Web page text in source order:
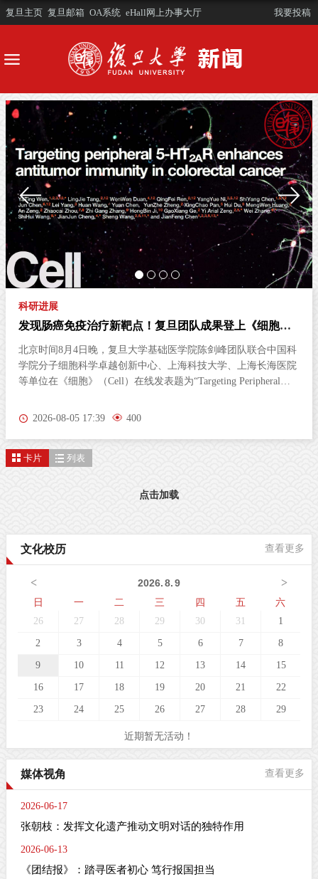
复旦主页 复旦邮箱 OA系统 eHall网上办事大厅 我要投稿
科研进展
发现肠癌免疫治疗新靶点！复旦团队成果登上《细胞》
杂志
北京时间8月4日晚，复旦大学基础医学院陈剑峰团队联合中国科
学院分子细胞科学卓越创新中心、上海科技大学、上海长海医院
等单位在《细胞》（Cell）在线发表题为“Targeting Peripheral
向外周5-HT2AR增强结直肠癌抗肿瘤免疫）”的研究论文。这项
5-HT2AR，能够开启肠道神经与免疫细胞之间的“神秘对话”，唤
升结直肠癌的治疗效果。该发现为结直肠癌的临床治疗提供了新
疫检查点抑制剂在肿瘤治疗方面表现突出。然而，85%以上的
CRC病人属于微卫星稳定型（MSS）“冷肿瘤”，其肿瘤微环境中
应。这一困境，已成为临床治疗的主
2026-08-05 17:39 400
卡片 列表
点击加载
文化校历 查看更多
< >
2026.8.9
日
一 二 三 四 五 六
26 27 28 29 30 31 1
2 3 4 5 6 7 8
9 10 11 12 13 14 15
16 17 18 19 20 21 22
23 24 25 26 27 28 29
近期暂无活动！
媒体视角 查看更多
2026-06-17
张朝枝：发挥文化遗产推动文明对话的独特作用
2026-06-13
《团结报》：踏寻医者初心 笃行报国担当